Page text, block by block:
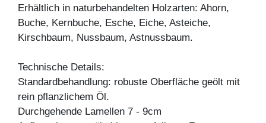
Erhältlich in naturbehandelten Holzarten: Ahorn,
Buche, Kernbuche, Esche, Eiche, Asteiche,
Kirschbaum, Nussbaum, Astnussbaum.
Technische Details:
Standardbehandlung: robuste Oberfläche geölt mit
rein pflanzlichem Öl.
Durchgehende Lamellen 7 - 9cm